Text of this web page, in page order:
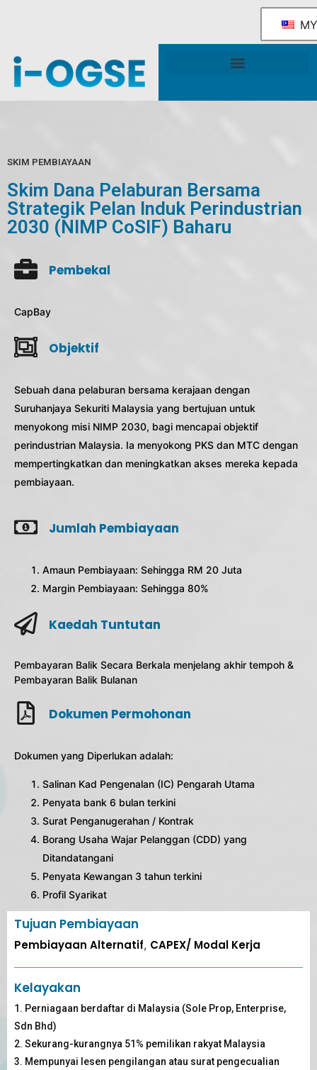
MY
SKIM PEMBIAYAAN
Skim Dana Pelaburan Bersama
Strategik Pelan Induk Perindustrian
2030 (NIMP CoSIF) Baharu
Pembekal
CapBay
Objektif
Sebuah dana pelaburan bersama kerajaan dengan
Suruhanjaya Sekuriti Malaysia yang bertujuan untuk
menyokong misi NIMP 2030, bagi mencapai objektif
perindustrian Malaysia. Ia menyokong PKS dan MTC dengan
mempertingkatkan dan meningkatkan akses mereka kepada
pembiayaan.
Jumlah Pembiayaan
Amaun Pembiayaan: Sehingga RM 20 Juta
Margin Pembiayaan: Sehingga 80%
Kaedah Tuntutan
Pembayaran Balik Secara Berkala menjelang akhir tempoh &
Pembayaran Balik Bulanan
Dokumen Permohonan
Dokumen yang Diperlukan adalah:
Salinan Kad Pengenalan (IC) Pengarah Utama
Penyata bank 6 bulan terkini
Surat Penganugerahan / Kontrak
Borang Usaha Wajar Pelanggan (CDD) yang
Ditandatangani
Penyata Kewangan 3 tahun terkini
Profil Syarikat
Tujuan Pembiayaan
Pembiayaan Alternatif, CAPEX/ Modal Kerja
Kelayakan
1. Perniagaan berdaftar di Malaysia (Sole Prop, Enterprise,
Sdn Bhd)
2. Sekurang-kurangnya 51% pemilikan rakyat Malaysia
3. Mempunyai lesen pengilangan atau surat pengecualian